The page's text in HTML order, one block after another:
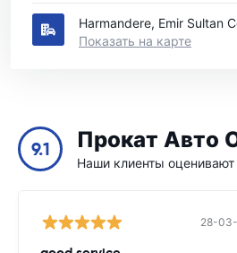
Harmandere, Emir Sultan
Показать на карте
9.1 Прокат Авто
Наши клиенты
28-